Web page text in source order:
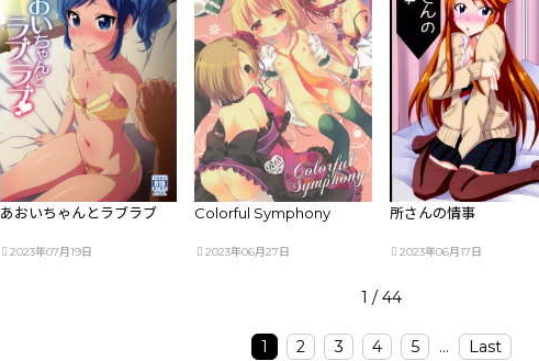
あおいちゃんとラブラブ
2023年07月19日
Colorful Symphony
2023年06月27日
所さんの情事
2023年06月17日
1 / 44
1 2 3 4 5 ... Last